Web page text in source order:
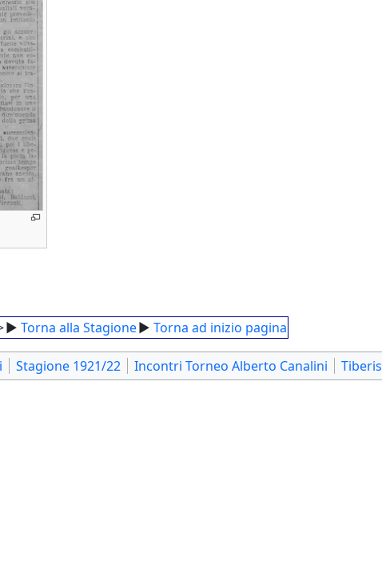
► Torna alla Stagione► Torna ad inizio pagina
Stagione 1921/22 Incontri Torneo Alberto Canalini Tiberis